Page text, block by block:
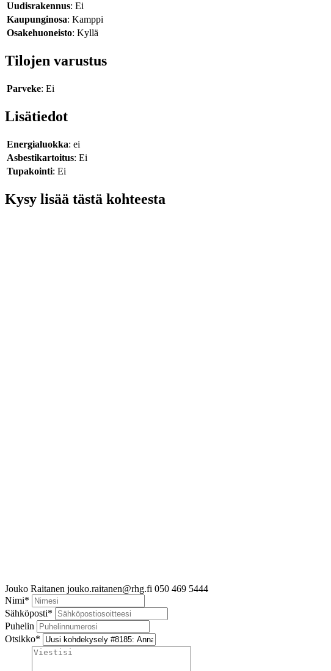
Uudisrakennus: Ei
Kaupunginosa: Kamppi
Osakehuoneisto: Kyllä
Tilojen varustus
Parveke: Ei
Lisätiedot
Energialuokka: ei
Asbestikartoitus: Ei
Tupakointi: Ei
Kysy lisää tästä kohteesta
Jouko Raitanen jouko.raitanen@rhg.fi 050 469 5444
Nimi*
Sähköposti*
Puhelin
Otsikko*